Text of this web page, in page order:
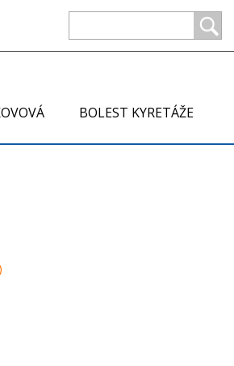
BOLEST KYRETÁŽE